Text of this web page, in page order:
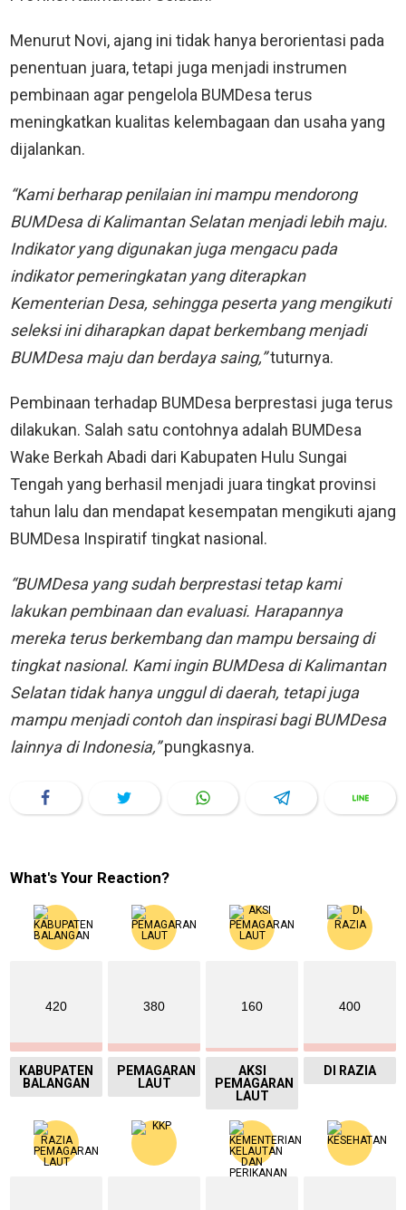
Menurut Novi, ajang ini tidak hanya berorientasi pada
penentuan juara, tetapi juga menjadi instrumen
pembinaan agar pengelola BUMDesa terus
meningkatkan kualitas kelembagaan dan usaha yang
dijalankan.
“Kami berharap penilaian ini mampu mendorong
BUMDesa di Kalimantan Selatan menjadi lebih maju.
Indikator yang digunakan juga mengacu pada
indikator pemeringkatan yang diterapkan
Kementerian Desa, sehingga peserta yang mengikuti
seleksi ini diharapkan dapat berkembang menjadi
BUMDesa maju dan berdaya saing,”tuturnya.
Pembinaan terhadap BUMDesa berprestasi juga terus
dilakukan. Salah satu contohnya adalah BUMDesa
Wake Berkah Abadi dari Kabupaten Hulu Sungai
Tengah yang berhasil menjadi juara tingkat provinsi
tahun lalu dan mendapat kesempatan mengikuti ajang
BUMDesa Inspiratif tingkat nasional.
“BUMDesa yang sudah berprestasi tetap kami
lakukan pembinaan dan evaluasi. Harapannya
mereka terus berkembang dan mampu bersaing di
tingkat nasional. Kami ingin BUMDesa di Kalimantan
Selatan tidak hanya unggul di daerah, tetapi juga
mampu menjadi contoh dan inspirasi bagi BUMDesa
lainnya di Indonesia,”pungkasnya.
What's Your Reaction?
420
KABUPATEN
BALANGAN
380
PEMAGARAN
LAUT
160
AKSI
PEMAGARAN
LAUT
400
DI RAZIA